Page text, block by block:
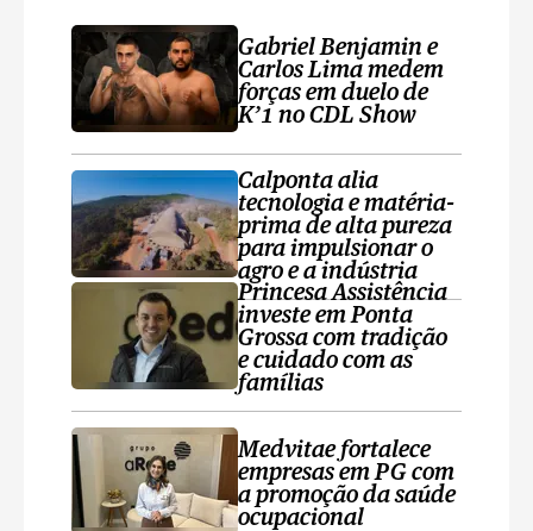
Gabriel Benjamin e
Carlos Lima medem
forças em duelo de
K’1 no CDL Show
Calponta alia
tecnologia e matéria-
prima de alta pureza
para impulsionar o
agro e a indústria
Princesa Assistência
investe em Ponta
Grossa com tradição
e cuidado com as
famílias
Medvitae fortalece
empresas em PG com
a promoção da saúde
ocupacional